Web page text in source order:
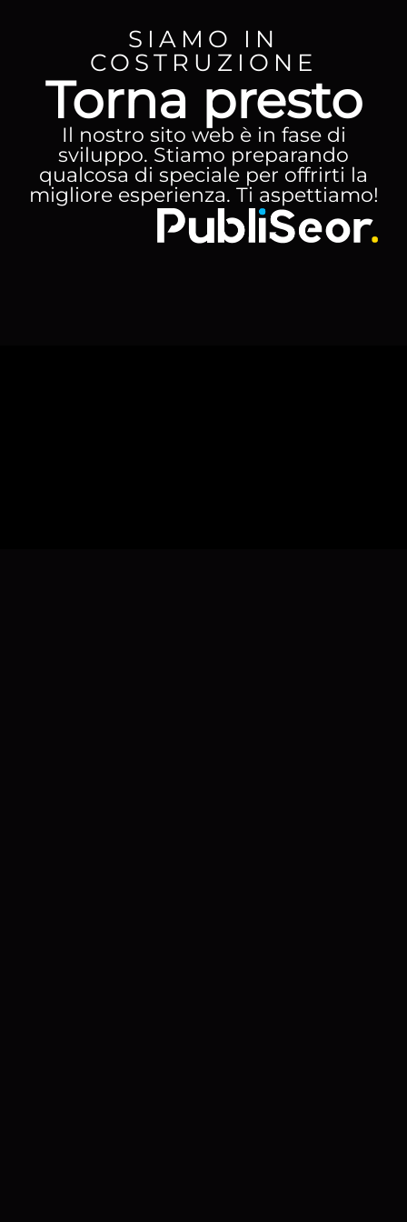
SIAMO IN
COSTRUZIONE
Torna presto
Il nostro sito web è in fase di
sviluppo. Stiamo preparando
qualcosa di speciale per offrirti la
migliore esperienza. Ti aspettiamo!